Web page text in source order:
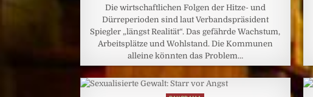
Die wirtschaftlichen Folgen der Hitze- und
Dürreperioden sind laut Verbandspräsident
Spiegler „längst Realität“. Das gefährde Wachstum,
Arbeitsplätze und Wohlstand. Die Kommunen
alleine könnten das Problem…